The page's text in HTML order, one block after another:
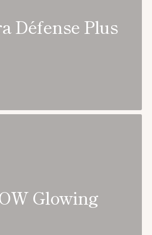
Défense Plus
Glowing